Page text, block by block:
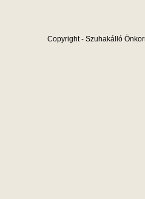
Copyright - Szuhakálló